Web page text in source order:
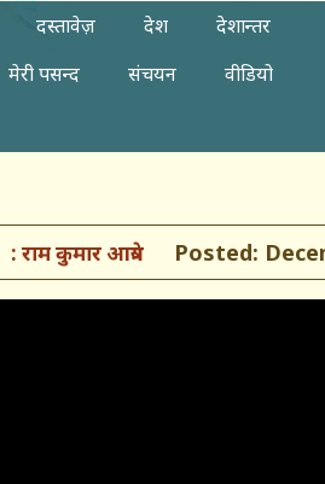
दस्तावेज़ देश
देशान्तर
मेरी पसन्द संचयन
वीडियो
राम कुमार आत्रेय Posted: